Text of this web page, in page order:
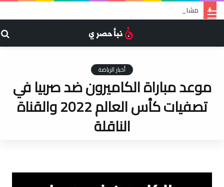
القائمة
أخبار الرياضة
موعد مباراة الكاميرون ضد صربيا في
تصفيات كأس العالم 2022 والقناة
الناقلة